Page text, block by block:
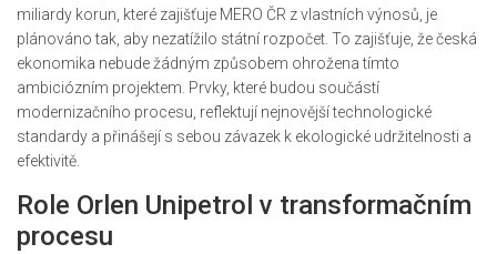
miliardy korun, které zajišťuje MERO ČR z vlastních výnosů, je
plánováno tak, aby nezatížilo státní rozpočet. To zajišťuje, že česká
ekonomika nebude žádným způsobem ohrožena tímto
ambiciózním projektem. Prvky, které budou součástí
modernizačního procesu, reflektují nejnovější technologické
standardy a přinášejí s sebou závazek k ekologické udržitelnosti a
efektivitě.
Role Orlen Unipetrol v transformačním
procesu